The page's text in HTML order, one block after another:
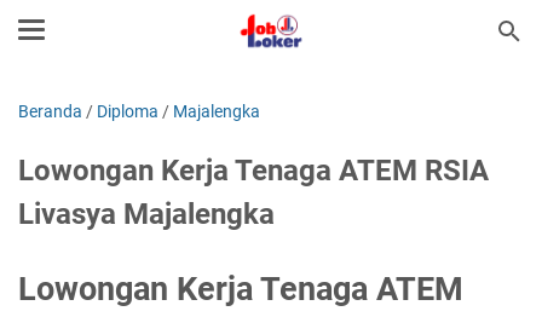
Beranda / Diploma / Majalengka
Lowongan Kerja Tenaga ATEM RSIA
Livasya Majalengka
Lowongan Kerja Tenaga ATEM